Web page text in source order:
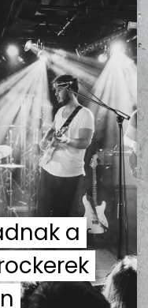
TÁJÉKOZTATÓ
a